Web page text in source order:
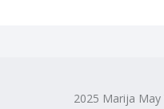
2025 Marija